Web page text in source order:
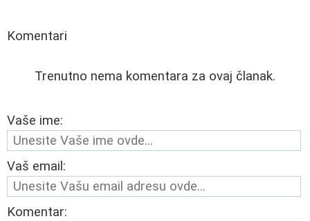
Komentari
Trenutno nema komentara za ovaj članak.
Vaše ime:
Vaš email:
Komentar: